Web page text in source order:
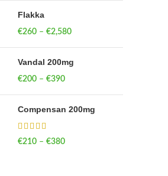
Flakka
€260 – €2,580Price range:
Vandal 200mg
€200 – €390Price range: €200
Compensan 200mg
€210 – €380Price range: €210